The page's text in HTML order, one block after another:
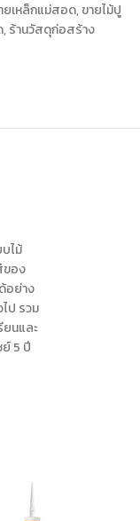
ยเหล็กแม่สอด,ขายไม้ปู
,ร้านวัสดุก่อสร้าง
ไม้
ของ
อย่าง
ป รวม
ยนและ
ย์ 5 ปี